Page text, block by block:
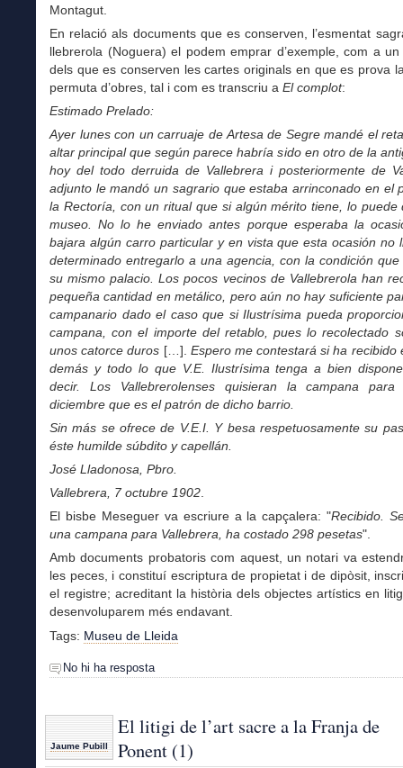
Montagut.
En relació als documents que es conserven, l’esmentat
llebrerola (Noguera) el podem emprar d’exemple, com a
dels que es conserven les cartes originals en que es prova
permuta d’obres, tal i com es transcriu a El complot:
Estimado Prelado:
Ayer lunes con un carruaje de Artesa de Segre mandé el
altar principal que según parece habría sido en otro de la
hoy del todo derruida de Vallebrera i posteriormente de
adjunto le mandó un sagrario que estaba arrinconado en el
la Rectoría, con un ritual que si algún mérito tiene, lo puede
museo. No lo he enviado antes porque esperaba la
bajara algún carro particular y en vista que esta ocasión no
determinado entregarlo a una agencia, con la condición
su mismo palacio. Los pocos vecinos de Vallebrerola han
pequeña cantidad en metálico, pero aún no hay suficiente
campanario dado el caso que si Ilustrísima pueda
campana, con el importe del retablo, pues lo recolectado
unos catorce duros […]. Espero me contestará si ha recibido
demás y todo lo que V.E. Ilustrísima tenga a bien
decir. Los Vallebrerolenses quisieran la campana
diciembre que es el patrón de dicho barrio.
Sin más se ofrece de V.E.I. Y besa respetuosamente su
éste humilde súbdito y capellán.
José Lladonosa, Pbro.
Vallebrera, 7 octubre 1902.
El bisbe Meseguer va escriure a la capçalera: "Recibido.
una campana para Vallebrera, ha costado 298 pesetas".
Amb documents probatoris com aquest, un notari va
les peces, i constituí escriptura de propietat i de dipòsit,
el registre; acreditant la història dels objectes artístics en
desenvoluparem més endavant.
Tags: Museu de Lleida
No hi ha resposta
Jaume Pubill
El litigi de l’art sacre a la Franja de
Ponent (1)